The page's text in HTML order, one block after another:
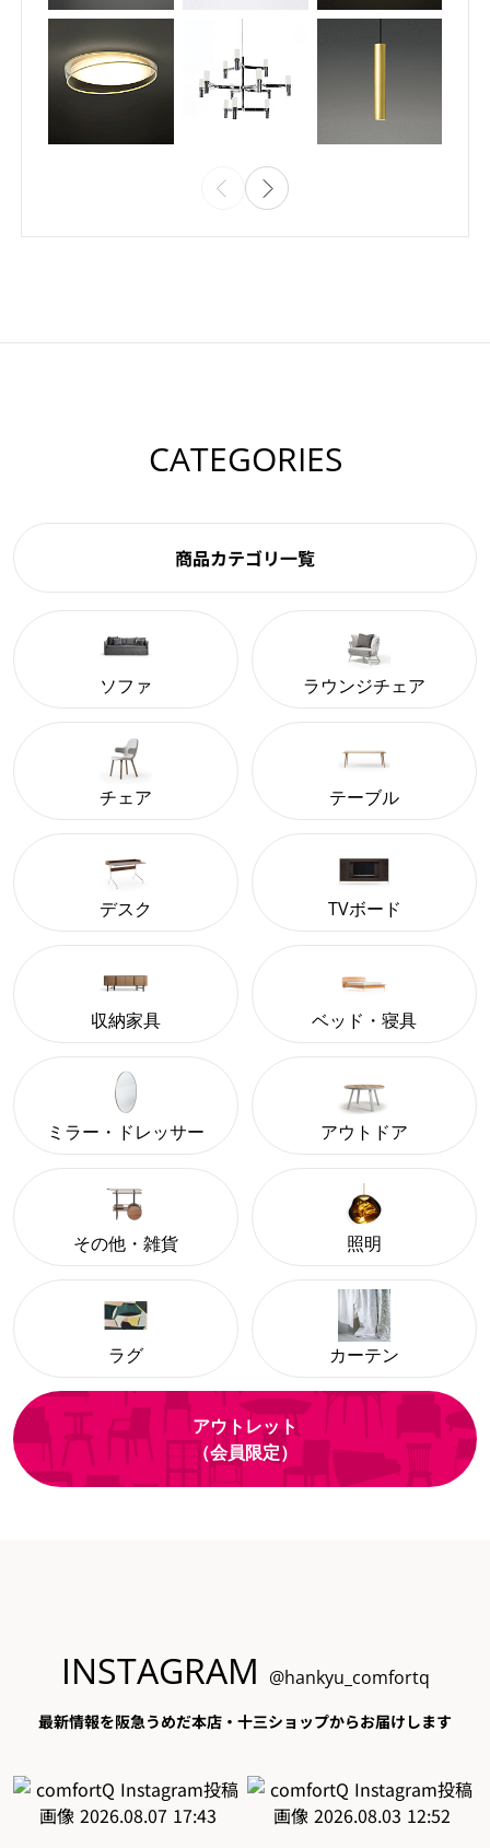
CATEGORIES
商品カテゴリ一覧
ソファ ラウンジチェア
チェア テーブル
デスク TVボード
収納家具 ベッド・寝具
ミラー・ドレッサー アウトドア
その他・雑貨 照明
ラグ カーテン
アウトレット
（会員限定）
INSTAGRAM @hankyu_comfortq
最新情報を阪急うめだ本店・十三ショップからお届けします